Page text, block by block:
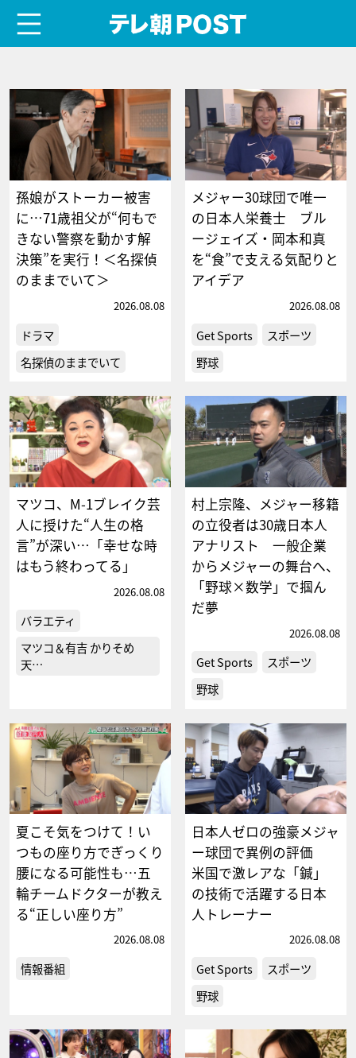
孫娘がストーカー被害
に…71歳祖父が“何もで
きない警察を動かす解
決策”を実行！＜名探偵
のままでいて＞
2026.08.08
ドラマ
名探偵のままでいて
メジャー30球団で唯一
の日本人栄養士 ブル
ージェイズ・岡本和真
を“食”で支える気配りと
アイデア
2026.08.08
Get Sports
スポーツ
野球
マツコ、M-1ブレイク芸
人に授けた“人生の格
言”が深い…「幸せな時
はもう終わってる」
2026.08.08
バラエティ
マツコ＆有吉 かりそめ
天…
村上宗隆、メジャー移籍
の立役者は30歳日本人
アナリスト 一般企業
からメジャーの舞台へ、
「野球×数学」で掴ん
だ夢
2026.08.08
Get Sports
スポーツ
野球
夏こそ気をつけて！い
つもの座り方でぎっくり
腰になる可能性も…五
輪チームドクターが教え
る“正しい座り方”
2026.08.08
情報番組
日本人ゼロの強豪メジャ
ー球団で異例の評価
米国で激レアな「鍼」
の技術で活躍する日本
人トレーナー
2026.08.08
Get Sports
スポーツ
野球